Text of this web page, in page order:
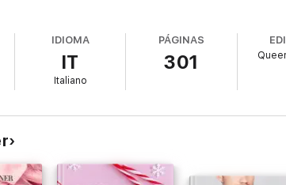
IDIOMA
IT
Italiano
PÁGINAS
301